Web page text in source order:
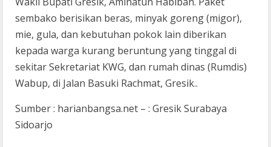
sembako berisikan beras, minyak goreng (migor),
mie, gula, dan kebutuhan pokok lain diberikan
kepada warga kurang beruntung yang tinggal di
sekitar Sekretariat KWG, dan rumah dinas (Rumdis)
Wabup, di Jalan Basuki Rachmat, Gresik..
Sumber : harianbangsa.net – : Gresik Surabaya
Sidoarjo